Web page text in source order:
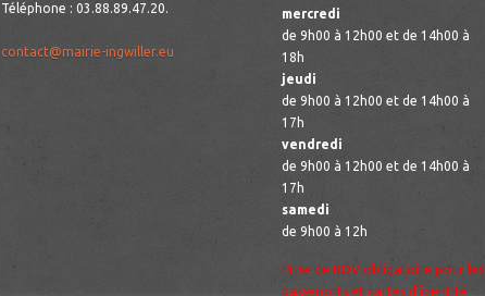
Téléphone : 03.88.89.47.20.
contact@mairie-ingwiller.eu
mercredi
de 9h00 à 12h00 et de 14h00 à
18h
jeudi
de 9h00 à 12h00 et de 14h00 à
17h
vendredi
de 9h00 à 12h00 et de 14h00 à
17h
samedi
de 9h00 à 12h
Prise de RDV obligatoire pour les
passeports et cartes d’identité